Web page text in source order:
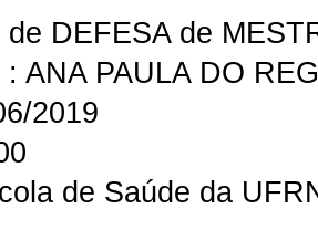
de DEFESA de
ANA PAULA DO
2019
de Saúde da